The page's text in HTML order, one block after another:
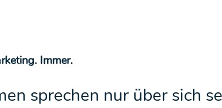
Immer.
sprechen nur über sich